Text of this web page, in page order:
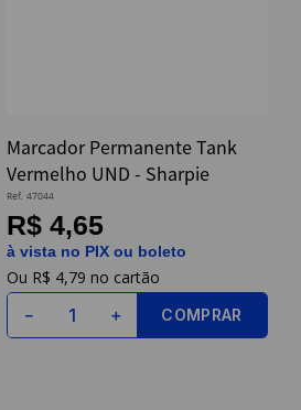
Marcador Permanente Tank
Vermelho UND - Sharpie
Ref. 47044
R$ 4,65
à vista no PIX ou boleto
R$ 4,79
＋
－ COMPRAR